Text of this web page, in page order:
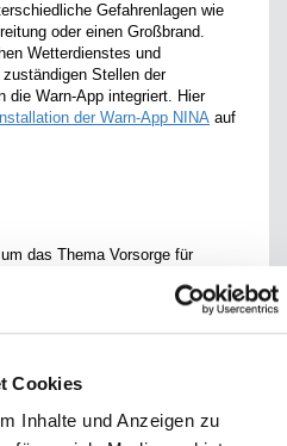
Cookies
Inhalte und Anzeigen zu
Gefahrenlagen wie
oder einen Großbrand.
Wetterdienstes und
Stellen der
die Warn-App integriert. Hier
der Warn-App NINA auf
das Thema Vorsorge für
Website